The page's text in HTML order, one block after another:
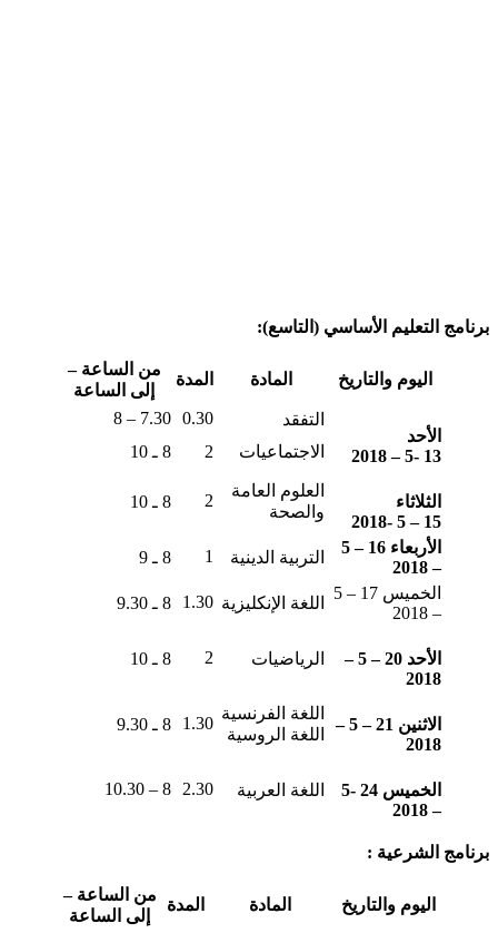
برنامج التعليم الأساسي (التاسع):
اليوم والتاريخ المادة المدة
من الساعة –
إلى الساعة
الأحد
13 -5 – 2018
التفقد 0.30
7.30 – 8
الاجتماعيات
2 8 ـ 10
الثلاثاء
15 – 5 -2018
العلوم العامة
والصحة
2 8 ـ 10
الأربعاء 16 – 5
– 2018
التربية الدينية 1
8 ـ 9
الخميس 17 – 5
– 2018
اللغة الإنكليزية 1.30 8 ـ 9.30
الأحد 20 – 5 –
2018
الرياضيات 2 8 ـ 10
الاثنين 21 – 5 –
2018
اللغة الفرنسية
اللغة الروسية
1.30 8 ـ 9.30
الخميس 24 -5
– 2018
اللغة العربية 2.30
8 – 10.30
برنامج الشرعية :
اليوم والتاريخ المادة المدة
من الساعة –
إلى الساعة